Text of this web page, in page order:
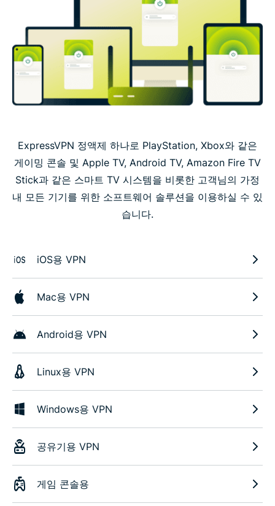
ExpressVPN 정액제 하나로 PlayStation, Xbox와 같은
게이밍 콘솔 및 Apple TV, Android TV, Amazon Fire TV
Stick과 같은 스마트 TV 시스템을 비롯한 고객님의 가정
내 모든 기기를 위한 소프트웨어 솔루션을 이용하실 수 있
습니다.
iOS용 VPN
Mac용 VPN
Android용 VPN
Linux용 VPN
Windows용 VPN
공유기용 VPN
게임 콘솔용